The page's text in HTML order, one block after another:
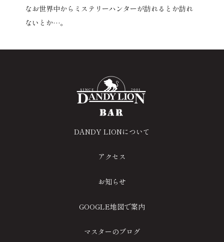
なお世界中からミステリーハンターが訪れるとか訪れ
ないとか…。
DANDY LIONについて
アクセス
お知らせ
GOOGLE地図で案内
マスターのブログ